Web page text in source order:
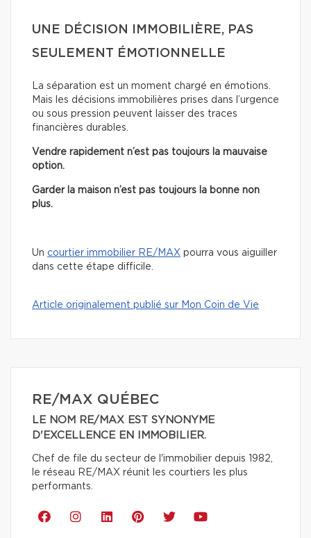
UNE DÉCISION IMMOBILIÈRE, PAS
SEULEMENT ÉMOTIONNELLE
La séparation est un moment chargé en émotions.
Mais les décisions immobilières prises dans l’urgence
ou sous pression peuvent laisser des traces
financières durables.
Vendre rapidement n’est pas toujours la mauvaise
option.
Garder la maison n’est pas toujours la bonne non
plus.
Un courtier immobilier RE/MAX pourra vous aiguiller
dans cette étape difficile.
Article originalement publié sur Mon Coin de Vie
RE/MAX QUÉBEC
LE NOM RE/MAX EST SYNONYME
D'EXCELLENCE EN IMMOBILIER.
Chef de file du secteur de l'immobilier depuis 1982,
le réseau RE/MAX réunit les courtiers les plus
performants.